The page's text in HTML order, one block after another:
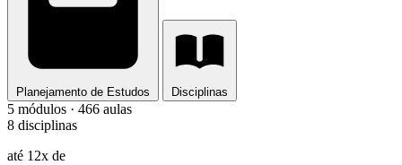
Planejamento de Estudos Disciplinas
5 módulos · 466 aulas
8 disciplinas
até 12x de